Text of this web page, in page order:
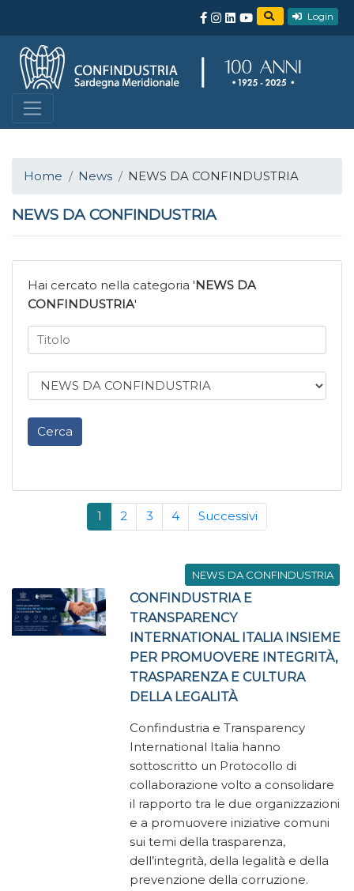
Login
Home News NEWS DA CONFINDUSTRIA
NEWS DA CONFINDUSTRIA
Hai cercato nella categoria 'NEWS DA
CONFINDUSTRIA'
Cerca
1 2 3 4 Successivi
NEWS DA CONFINDUSTRIA
CONFINDUSTRIA E
TRANSPARENCY
INTERNATIONAL ITALIA INSIEME
PER PROMUOVERE INTEGRITÀ,
TRASPARENZA E CULTURA
DELLA LEGALITÀ
Confindustria e Transparency
International Italia hanno
sottoscritto un Protocollo di
collaborazione volto a consolidare
il rapporto tra le due organizzazioni
e a promuovere iniziative comuni
sui temi della trasparenza,
dell’integrità, della legalità e della
prevenzione della corruzione.